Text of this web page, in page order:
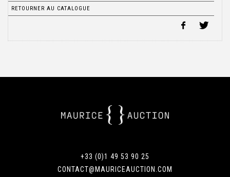
RETOURNER AU CATALOGUE
+33 (0)1 49 53 90 25
CONTACT@MAURICEAUCTION.COM